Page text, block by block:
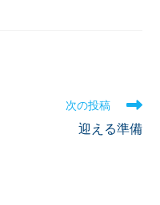
次の投稿
迎える準備